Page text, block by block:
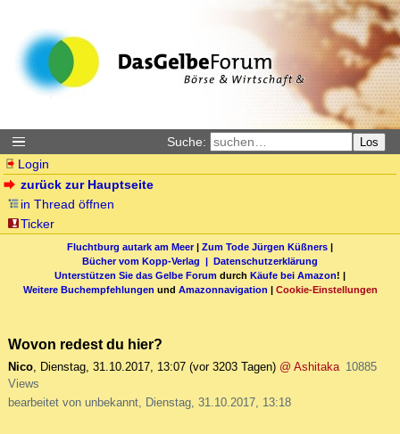
Suche: Los
Login
zurück zur Hauptseite
in Thread öffnen
Ticker
Fluchtburg autark am Meer| Zum Tode Jürgen Küßners |
Bücher vom Kopp-Verlag | Datenschutzerklärung
Unterstützen Sie das Gelbe Forum durch Käufe bei Amazon! |
Weitere Buchempfehlungen und Amazonnavigation | Cookie-Einstellungen
Wovon redest du hier?
Nico, Dienstag, 31.10.2017, 13:07 (vor 3203 Tagen) @ Ashitaka 10885
Views
bearbeitet von unbekannt, Dienstag, 31.10.2017, 13:18